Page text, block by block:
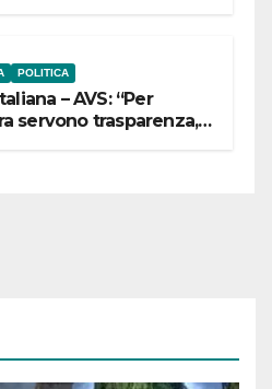
POLITICA
– AVS: “Per
servono trasparenza,